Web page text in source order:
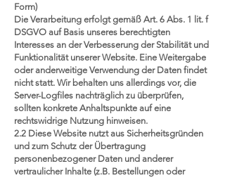
Form)
Die Verarbeitung erfolgt gemäß Art. 6 Abs. 1 lit. f
DSGVO auf Basis unseres berechtigten
Interesses an der Verbesserung der Stabilität und
Funktionalität unserer Website. Eine Weitergabe
oder anderweitige Verwendung der Daten findet
nicht statt. Wir behalten uns allerdings vor, die
Server-Logfiles nachträglich zu überprüfen,
sollten konkrete Anhaltspunkte auf eine
rechtswidrige Nutzung hinweisen.
2.2 Diese Website nutzt aus Sicherheitsgründen
und zum Schutz der Übertragung
personenbezogener Daten und anderer
vertraulicher Inhalte (z.B. Bestellungen oder